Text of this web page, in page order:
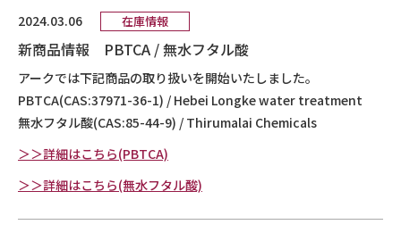
2024.03.06 在庫情報
新商品情報 PBTCA / 無水フタル酸
アークでは下記商品の取り扱いを開始いたしました。
PBTCA(CAS:37971-36-1) / Hebei Longke water treatment
無水フタル酸(CAS:85-44-9) / Thirumalai Chemicals
＞＞詳細はこちら(PBTCA)
＞＞詳細はこちら(無水フタル酸)